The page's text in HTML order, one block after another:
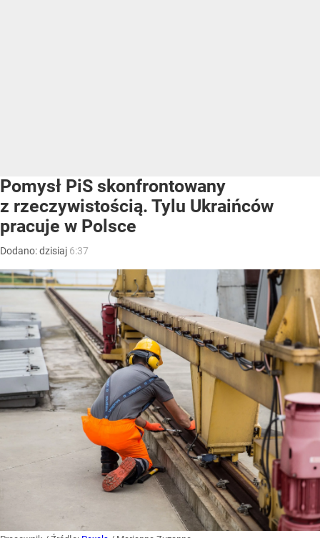
Pomysł PiS skonfrontowany
z rzeczywistością. Tylu Ukraińców
pracuje w Polsce
Dodano:dzisiaj 6:37